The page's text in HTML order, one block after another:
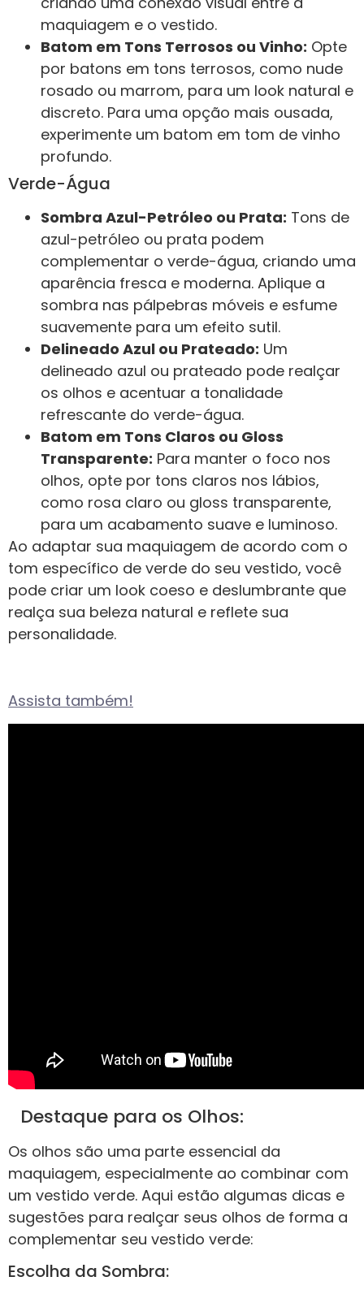
maquiagem e o vestido.
Batom em Tons Terrosos ou Vinho: Opte
por batons em tons terrosos, como nude
rosado ou marrom, para um look natural e
discreto. Para uma opção mais ousada,
experimente um batom em tom de vinho
profundo.
Verde-Água
Sombra Azul-Petróleo ou Prata: Tons de
azul-petróleo ou prata podem
complementar o verde-água, criando uma
aparência fresca e moderna. Aplique a
sombra nas pálpebras móveis e esfume
suavemente para um efeito sutil.
Delineado Azul ou Prateado: Um
delineado azul ou prateado pode realçar
os olhos e acentuar a tonalidade
refrescante do verde-água.
Batom em Tons Claros ou Gloss
Transparente: Para manter o foco nos
olhos, opte por tons claros nos lábios,
como rosa claro ou gloss transparente,
para um acabamento suave e luminoso.
Ao adaptar sua maquiagem de acordo com o
tom específico de verde do seu vestido, você
pode criar um look coeso e deslumbrante que
realça sua beleza natural e reflete sua
personalidade.
Assista também!
Destaque para os Olhos:
Os olhos são uma parte essencial da
maquiagem, especialmente ao combinar com
um vestido verde. Aqui estão algumas dicas e
sugestões para realçar seus olhos de forma a
complementar seu vestido verde:
Escolha da Sombra: